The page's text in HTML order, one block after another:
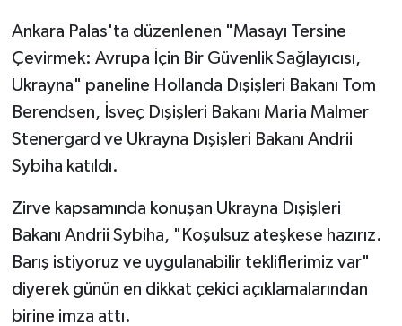
Ankara Palas'ta düzenlenen "Masayı Tersine
Çevirmek: Avrupa İçin Bir Güvenlik Sağlayıcısı,
Ukrayna" paneline Hollanda Dışişleri Bakanı Tom
Berendsen, İsveç Dışişleri Bakanı Maria Malmer
Stenergard ve Ukrayna Dışişleri Bakanı Andrii
Sybiha katıldı.
Zirve kapsamında konuşan Ukrayna Dışişleri
Bakanı Andrii Sybiha, "Koşulsuz ateşkese hazırız.
Barış istiyoruz ve uygulanabilir tekliflerimiz var"
diyerek günün en dikkat çekici açıklamalarından
birine imza attı.